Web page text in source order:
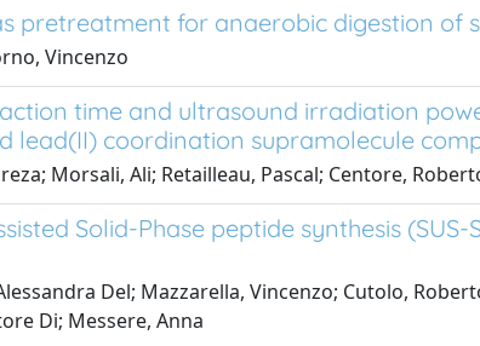
pretreatment for anaerobic digestion of
Vincenzo
time and ultrasound irradiation
lead(II) coordination supramolecule
Morsali, Ali; Retailleau, Pascal; Centore,
Solid-Phase peptide synthesis (SUS-
Del; Mazzarella, Vincenzo; Cutolo,
Di; Messere, Anna